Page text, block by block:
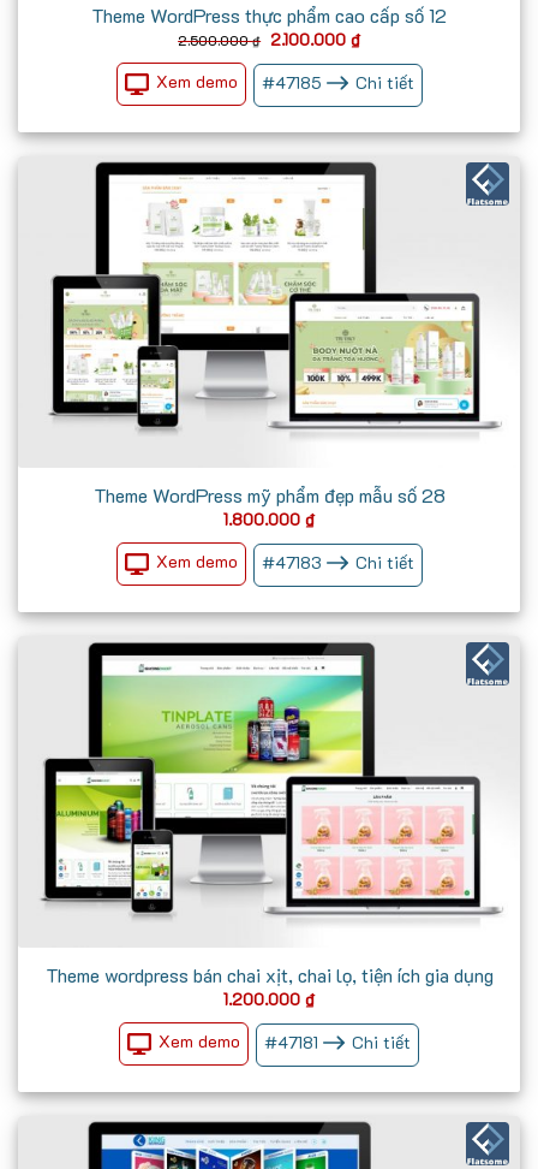
Theme WordPress thực phẩm cao cấp số 12
2.500.000₫ Giá
là:
2.500.000 ₫.
2.100.000 ₫Giá
hiện
tại
là:
2.100.000 ₫.
Xem demo #47185 Chi tiết
Theme WordPress mỹ phẩm đẹp mẫu số 28
1.800.000 ₫
Xem demo #47183 Chi tiết
Theme wordpress bán chai xịt, chai lọ, tiện ích gia dụng
1.200.000 ₫
Xem demo #47181 Chi tiết